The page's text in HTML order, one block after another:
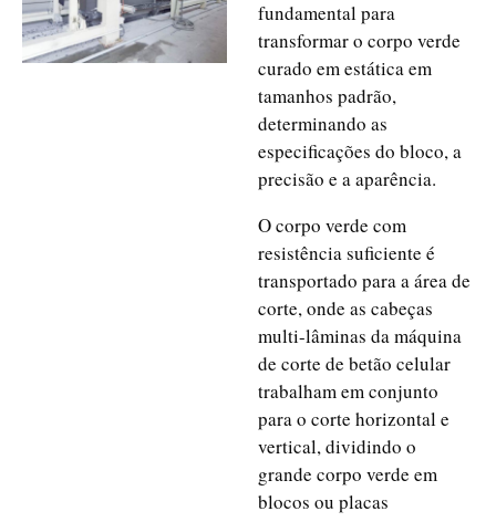
fundamental para
transformar o corpo verde
curado em estática em
tamanhos padrão,
determinando as
especificações do bloco, a
precisão e a aparência.
O corpo verde com
resistência suficiente é
transportado para a área de
corte, onde as cabeças
multi-lâminas da máquina
de corte de betão celular
trabalham em conjunto
para o corte horizontal e
vertical, dividindo o
grande corpo verde em
blocos ou placas